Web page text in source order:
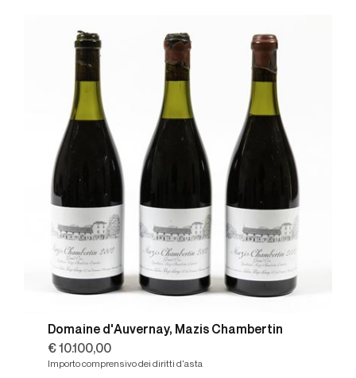
Domaine d'Auvernay, Mazis Chambertin
€ 10.100,00
Importo comprensivo dei diritti d'asta